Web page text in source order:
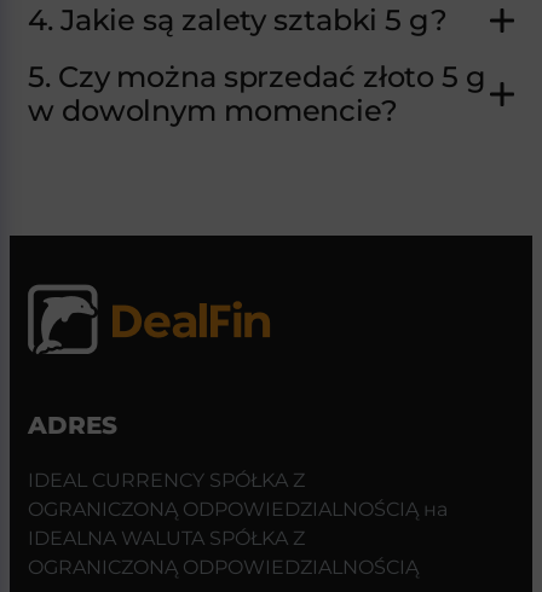
4. Jakie są zalety sztabki 5 g?
5. Czy można sprzedać złoto 5 g
w dowolnym momencie?
ADRES
IDEAL CURRENCY SPÓŁKA Z
OGRANICZONĄ ODPOWIEDZIALNOŚCIĄ на
IDEALNA WALUTA SPÓŁKA Z
OGRANICZONĄ ODPOWIEDZIALNOŚCIĄ